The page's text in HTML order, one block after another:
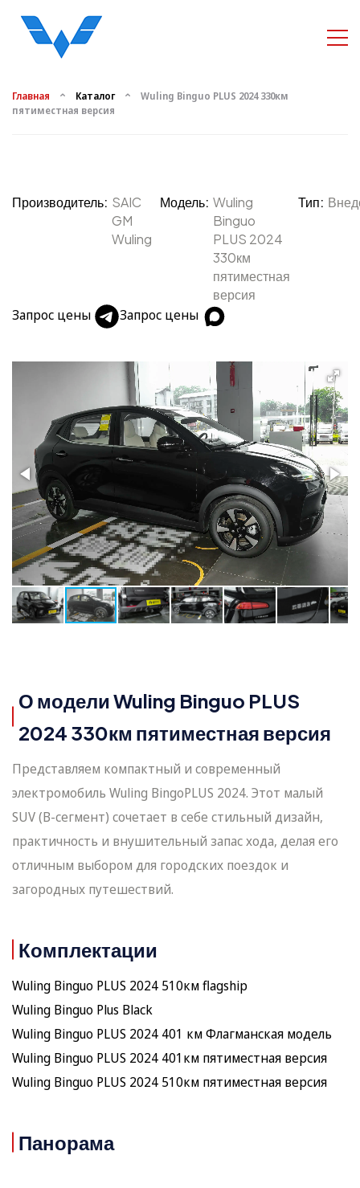
Главная Каталог
Wuling Binguo PLUS 2024 330км
пятиместная версия
Производитель: SAIC
GM
Wuling
Модель: Wuling
Binguo
PLUS 2024
330км
пятиместная
версия
Тип:
Запрос цены Запрос цены
О модели Wuling Binguo PLUS
2024 330км пятиместная версия
Представляем компактный и современный
электромобиль Wuling BingoPLUS 2024. Этот малый
SUV (B-сегмент) сочетает в себе стильный дизайн,
практичность и внушительный запас хода, делая его
отличным выбором для городских поездок и
загородных путешествий.
Комплектации
Wuling Binguo PLUS 2024 510км flagship
Wuling Binguo Plus Black
Wuling Binguo PLUS 2024 401 км Флагманская модель
Wuling Binguo PLUS 2024 401км пятиместная версия
Wuling Binguo PLUS 2024 510км пятиместная версия
Панорама